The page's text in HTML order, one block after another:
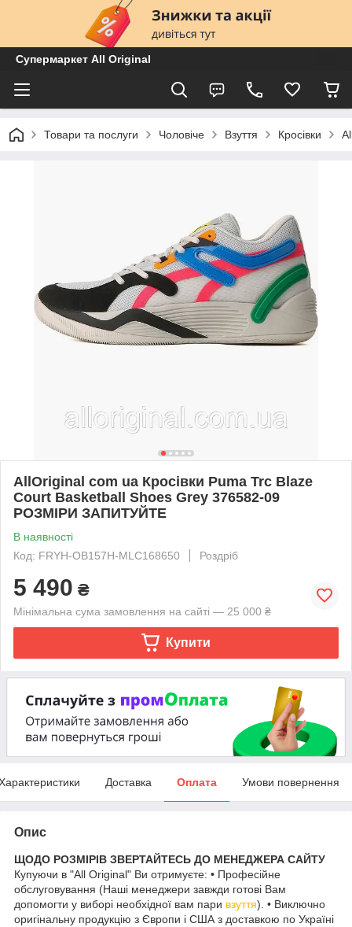
Супермаркет All Original
Товари та послуги Чоловіче Взуття Кросівки
AllOriginal com ua Кросівки Puma Trc Blaze
Court Basketball Shoes Grey 376582-09
РОЗМІРИ ЗАПИТУЙТЕ
В наявності
Код: FRYH-OB157H-MLC168650
Роздріб
5 490 ₴
Мінімальна сума замовлення на сайті — 25 000 ₴
Купити
Доставка Оплата Умови повернення
Опис
ЩОДО РОЗМІРІВ ЗВЕРТАЙТЕСЬ ДО МЕНЕДЖЕРА САЙТУ
Купуючи в "All Original" Ви отримуєте: • Професійне
обслуговування (Наші менеджери завжди готові Вам
допомогти у виборі необхідної вам пари взуття). • Виключно
оригінальну продукцію з Європи і США з доставкою по Україні